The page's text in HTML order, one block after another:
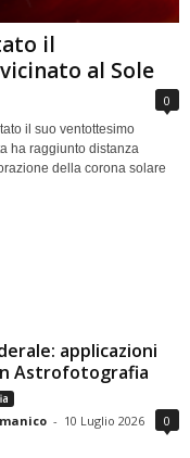
il
al Sole
0
il suo ventottesimo
ha raggiunto distanza
della corona solare
applicazioni
Astrofotografia
- 10 Luglio 2026 0